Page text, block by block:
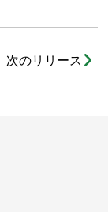
次のリリース